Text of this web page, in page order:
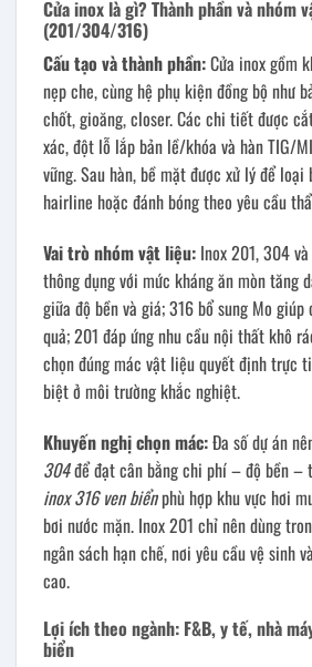
Cửa inox là gì? Thành phần và nhóm
(201/304/316)
Cấu tạo và thành phần:Cửa inox gồm
nẹp che, cùng hệ phụ kiện đồng bộ như
chốt, gioăng, closer. Các chi tiết được
xác, đột lỗ lắp bản lề/khóa và hàn TIG/
vững. Sau hàn, bề mặt được xử lý để loại
hairline hoặc đánh bóng theo yêu cầu
Vai trò nhóm vật liệu: Inox 201, 304
thông dụng với mức kháng ăn mòn tăng
giữa độ bền và giá; 316 bổ sung Mo
quả; 201 đáp ứng nhu cầu nội thất khô
chọn đúng mác vật liệu quyết định trực
biệt ở môi trường khắc nghiệt.
Khuyến nghị chọn mác:Đa số dự án
304để đạt cân bằng chi phí – độ bền –
inox 316 ven biểnphù hợp khu vực hơi
bơi nước mặn. Inox 201 chỉ nên dùng
ngân sách hạn chế, nơi yêu cầu vệ sinh
cao.
Lợi ích theo ngành: F&B, y tế, nhà
biển